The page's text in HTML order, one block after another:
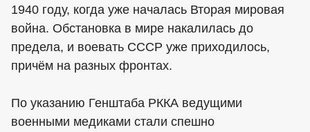
1940 году, когда уже началась Вторая мировая
война. Обстановка в мире накалилась до
предела, и воевать СССР уже приходилось,
причём на разных фронтах.
По указанию Генштаба РККА ведущими
военными медиками стали спешно